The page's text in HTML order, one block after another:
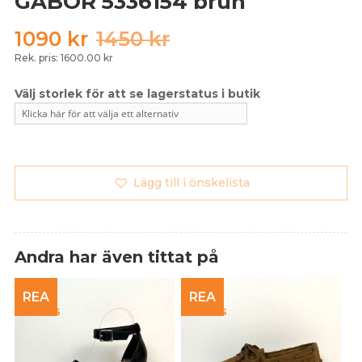
1450kr
var:
1450 kr.
1090 kr
är:
1090 kr.
Rek. pris: 1600.00 kr
Lägg till i önskelista
Andra har även tittat på
REA REA